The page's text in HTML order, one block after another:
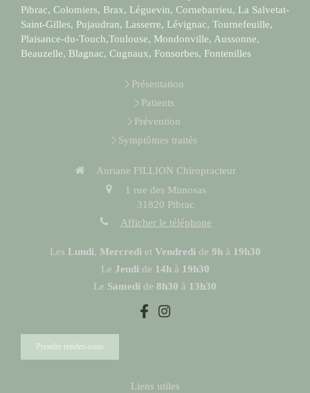
Pibrac, Colomiers, Brax, Léguevin, Cornebarrieu, La Salvetat-
Saint-Gilles, Pujaudran, Lasserre, Lévignac, Tournefeuille,
Plaisance-du-Touch,Toulouse, Mondonville, Aussonne,
Beauzelle, Blagnac, Cugnaux, Fonsorbes, Fontenilles
Présentation
Patients
Prévention
Symptômes traités
Auriane FILLION Chiropracteur
1 rue des Mimosas
31820 Pibrac
Afficher le téléphone
Les Lundi, Mercredi et Vendredi de 9h à 19h30
Le Jeudi de 14h à 19h30
Le Samedi de 8h30 à 13h30
Prendre rendez-vous
Liens utiles